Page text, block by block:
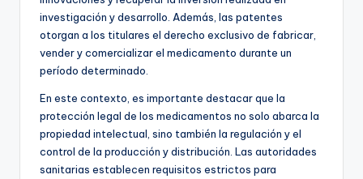
investigación y desarrollo. Además, las patentes
otorgan a los titulares el derecho exclusivo de fabricar,
vender y comercializar el medicamento durante un
período determinado.
En este contexto, es importante destacar que la
protección legal de los medicamentos no solo abarca la
propiedad intelectual, sino también la regulación y el
control de la producción y distribución. Las autoridades
sanitarias establecen requisitos estrictos para